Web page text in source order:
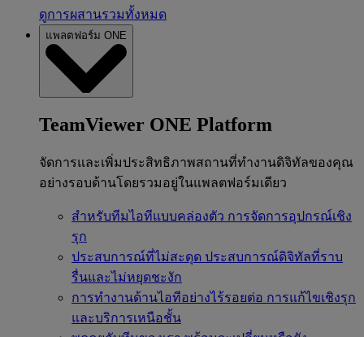
ดูการผสานรวมทั้งหมด
แพลตฟอร์ม ONE
TeamViewer ONE Platform
จัดการและเพิ่มประสิทธิภาพสถานที่ทำงานดิจิทัลของคุณ
อย่างรอบด้านโดยรวมอยู่ในแพลตฟอร์มเดียว
สำหรับทีมไอทีแบบคล่องตัว การจัดการอุปกรณ์เชิง
รุก
ประสบการณ์ที่ไม่สะดุด ประสบการณ์ดิจิทัลที่ราบ
รื่นและไม่หยุดชะงัก
การทำงานด้านไอทีอย่างไร้รอยต่อ การแก้ไขเชิงรุก
และบริการเหนือชั้น